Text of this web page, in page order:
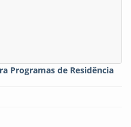
Programas de Residência